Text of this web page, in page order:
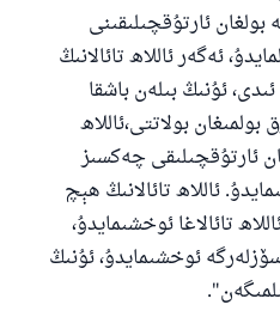
ئارتۇقچىلىقىنى
ئەگەر ئاللاھ تائالانىڭ
ئۇنىڭ بىلەن باشقا
بولاتتى،ئاللاھ
ئارتۇقچىلىقى چەكسىز
ئاللاھ تائالانىڭ ھېچ
تائالاغا ئوخشىمايدۇ،
سۆزلەرگە ئوخشىمايدۇ، ئۇنىڭ